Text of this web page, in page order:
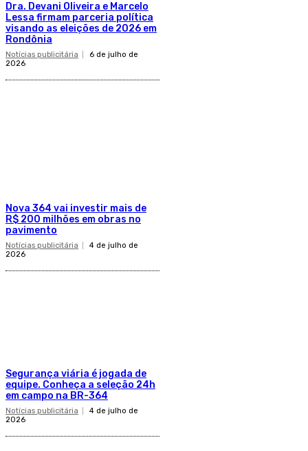
Dra. Devani Oliveira e Marcelo
Lessa firmam parceria política
visando as eleições de 2026 em
Rondônia
Notícias publicitária
6 de julho de
2026
Nova 364 vai investir mais de
R$ 200 milhões em obras no
pavimento
Notícias publicitária
4 de julho de
2026
Segurança viária é jogada de
equipe. Conheça a seleção 24h
em campo na BR-364
Notícias publicitária
4 de julho de
2026